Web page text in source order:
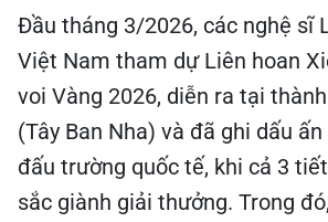
Đầu tháng 3/2026, các nghệ sĩ
Việt Nam tham dự Liên hoan
voi Vàng 2026, diễn ra tại
(Tây Ban Nha) và đã ghi dấu
đấu trường quốc tế, khi cả 3
sắc giành giải thưởng. Trong